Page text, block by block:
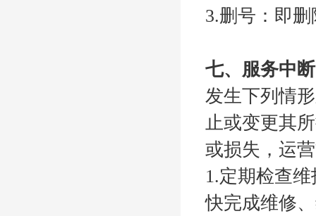
3.删号：即
七、服务中
发生下列情
止或变更其
或损失，运
1.定期检查
快完成维修